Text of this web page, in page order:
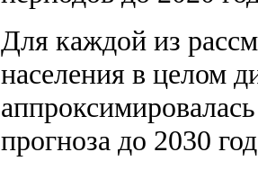
Для каждой из
населения в целом
прогноза до 2030